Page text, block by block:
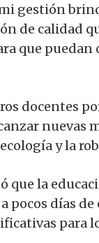
gestión
de calidad
que
docentes
nuevas
y la
la
pocos días
para